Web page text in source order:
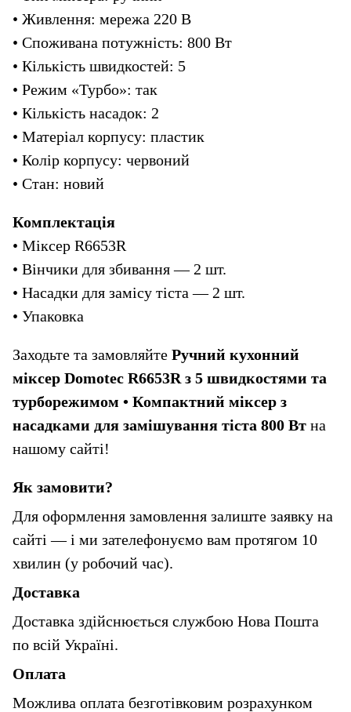
• Живлення: мережа 220 В
• Споживана потужність: 800 Вт
• Кількість швидкостей: 5
• Режим «Турбо»: так
• Кількість насадок: 2
• Матеріал корпусу: пластик
• Колір корпусу: червоний
• Стан: новий
Комплектація
• Міксер R6653R
• Вінчики для збивання — 2 шт.
• Насадки для замісу тіста — 2 шт.
• Упаковка
Заходьте та замовляйте Ручний кухонний
міксер Domotec R6653R з 5 швидкостями та
турборежимом • Компактний міксер з
насадками для замішування тіста 800 Вт на
нашому сайті!
Як замовити?
Для оформлення замовлення залиште заявку на
сайті — і ми зателефонуємо вам протягом 10
хвилин (у робочий час).
Доставка
Доставка здійснюється службою Нова Пошта
по всій Україні.
Оплата
Можлива оплата безготівковим розрахунком